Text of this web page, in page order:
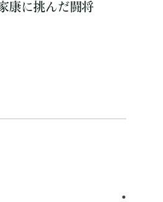
康に挑んだ闘将